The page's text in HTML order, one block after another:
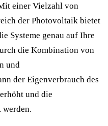
einer Vielzahl von
der Photovoltaik bietet
Systeme genau auf Ihre
die Kombination von
und
der Eigenverbrauch des
und die